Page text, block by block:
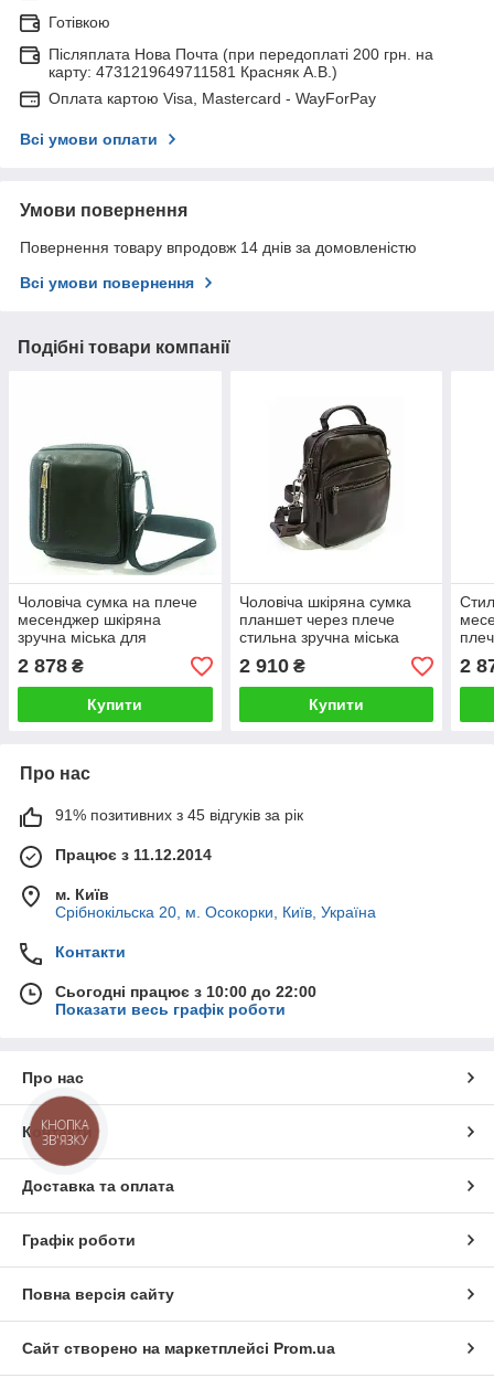
Готівкою
Післяплата Нова Почта (при передоплаті 200 грн. на
карту: 4731219649711581 Красняк А.В.)
Оплата картою Visa, Mastercard - WayForPay
Всі умови оплати
Умови повернення
Повернення товару впродовж 14 днів за домовленістю
Всі умови повернення
Подібні товари компанії
Чоловіча сумка на плече
месенджер шкіряна
зручна міська для
документів стильна
2 878 ₴
Купити
Чоловіча шкіряна сумка
планшет через плече
стильна зручна міська
зручна для документів
Катана
2 910₴
Купити
2
Про нас
91% позитивних з 45 відгуків за рік
Працює з 11.12.2014
м. Київ
Срібнокільска 20, м. Осокорки, Київ, Україна
Контакти
Сьогодні працює з 10:00 до 22:00
Показати весь графік роботи
Про нас
Контакти
Доставка та оплата
Графік роботи
Повна версія сайту
Сайт створено на маркетплейсі Prom.ua
КНОПКА
ЗВ'ЯЗКУ